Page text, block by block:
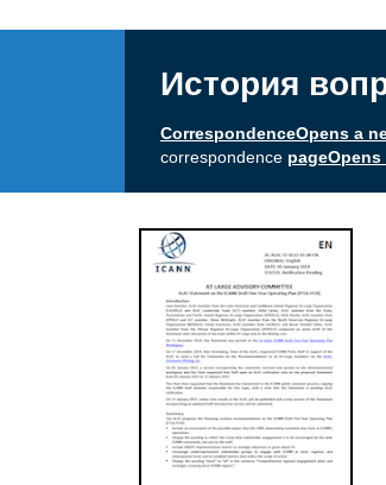
История
CorrespondenceOpens a
correspondence